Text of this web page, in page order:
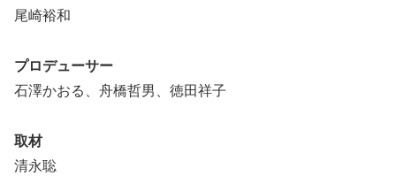
尾崎裕和
プロデューサー
石澤かおる、舟橋哲男、徳田祥子
取材
清永聡